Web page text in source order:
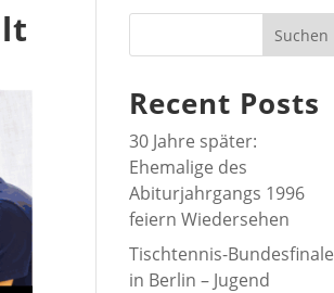
Suchen
Recent Posts
30 Jahre später:
Ehemalige des
Abiturjahrgangs 1996
feiern Wiedersehen
Tischtennis-Bundesfinale
in Berlin – Jugend